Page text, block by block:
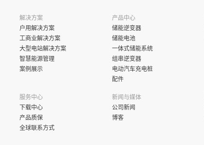
解决方案
户用解决方案
工商业解决方案
大型电站解决方案
智慧能源管理
案例展示
产品中心
储能逆变器
储能电池
一体式储能系统
组串逆变器
电动汽车充电桩
配件
服务中心
下载中心
产品质保
全球联系方式
新闻与媒体
公司新闻
博客